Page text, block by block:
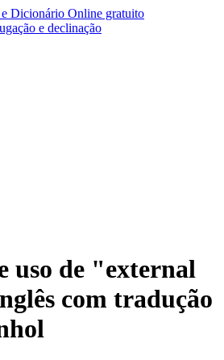
e declinação
uso de "external
com tradução